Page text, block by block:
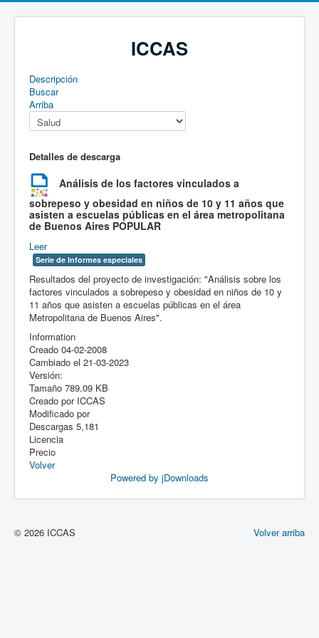
ICCAS
Descripción
Buscar
Arriba
Detalles de descarga
Análisis de los factores vinculados a
sobrepeso y obesidad en niños de 10 y 11 años que
asisten a escuelas públicas en el área metropolitana
de Buenos Aires POPULAR
Leer
Serie de Informes especiales
Resultados del proyecto de investigación: "Análisis sobre los
factores vinculados a sobrepeso y obesidad en niños de 10 y
11 años que asisten a escuelas públicas en el área
Metropolitana de Buenos Aires".
Information
Creado 04-02-2008
Cambiado el 21-03-2023
Versión:
Tamaño 789.09 KB
Creado por ICCAS
Modificado por
Descargas 5,181
Licencia
Precio
Volver
Powered by jDownloads
Volver arriba
© 2026 ICCAS